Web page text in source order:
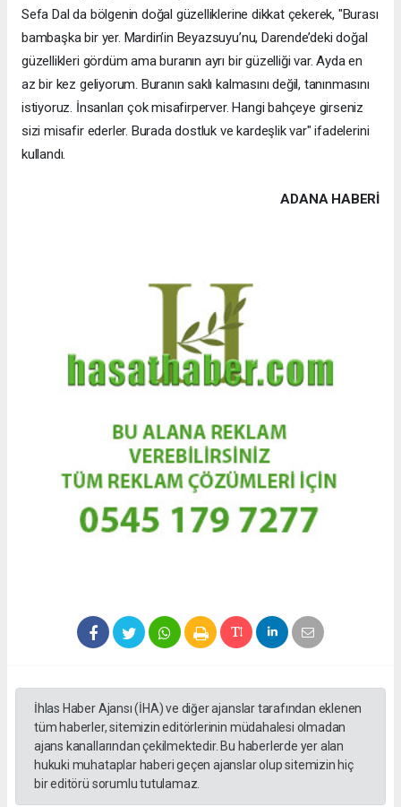
Sefa Dal da bölgenin doğal güzelliklerine dikkat çekerek, "Burası
bambaşka bir yer. Mardin’in Beyazsuyu’nu, Darende’deki doğal
güzellikleri gördüm ama buranın ayrı bir güzelliği var. Ayda en
az bir kez geliyorum. Buranın saklı kalmasını değil, tanınmasını
istiyoruz. İnsanları çok misafirperver. Hangi bahçeye girseniz
sizi misafir ederler. Burada dostluk ve kardeşlik var" ifadelerini
kullandı.
ADANA HABERİ
İhlas Haber Ajansı (İHA) ve diğer ajanslar tarafından eklenen
tüm haberler, sitemizin editörlerinin müdahalesi olmadan
ajans kanallarından çekilmektedir. Bu haberlerde yer alan
hukuki muhataplar haberi geçen ajanslar olup sitemizin hiç
bir editörü sorumlu tutulamaz.